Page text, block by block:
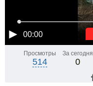
00:00
Просмотры
514
За сегодня
0